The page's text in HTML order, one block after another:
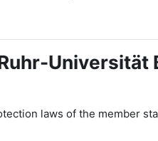
Universität
laws of the member